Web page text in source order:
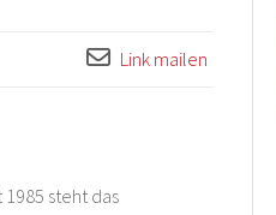
Link mailen
1985 steht das